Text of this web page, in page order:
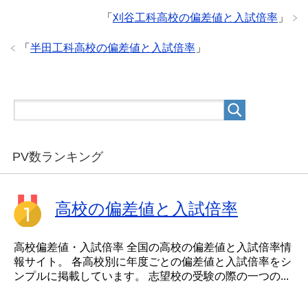
「 刈谷工科高校の偏差値と入試倍率 」
「 半田工科高校の偏差値と入試倍率 」
PV数ランキング
高校の偏差値と入試倍率
高校偏差値・入試倍率 全国の高校の偏差値と入試倍率情
報サイト。 各高校別に年度ごとの偏差値と入試倍率をシ
ンプルに掲載しています。 志望校の受験の際の一つの...